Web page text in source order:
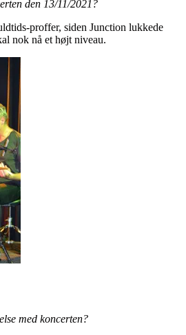
den 13/11/2021?
proffer, siden Junction lukkede
nok nå et højt niveau.
med koncerten?